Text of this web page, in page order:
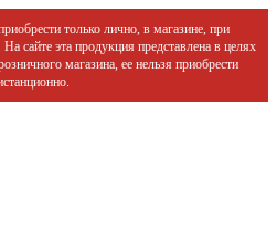
только лично, в магазине, при
сайте эта продукция представлена в целях
магазина, ее нельзя приобрести